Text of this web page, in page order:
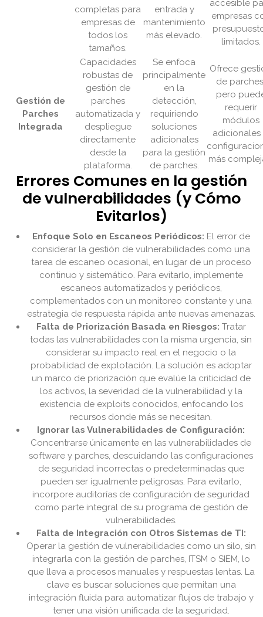
completas para
empresas de
todos los
tamaños.
entrada y
mantenimiento
más elevado.
accesible
empresas
limitados.
Gestión de
Parches
Integrada
Capacidades
robustas de
gestión de
parches
automatizada y
despliegue
directamente
desde la
plataforma.
Se enfoca
principalmente
en la
detección,
requiriendo
soluciones
adicionales
para la gestión
de parches.
Ofrece
de
pero
requerir
módulos
adicionales
más
Errores Comunes en la gestión
de vulnerabilidades (y Cómo
Evitarlos)
Enfoque Solo en Escaneos Periódicos: El error de
considerar la gestión de vulnerabilidades como una
tarea de escaneo ocasional, en lugar de un proceso
continuo y sistemático. Para evitarlo, implemente
escaneos automatizados y periódicos,
complementados con un monitoreo constante y una
estrategia de respuesta rápida ante nuevas amenazas.
Falta de Priorización Basada en Riesgos: Tratar
todas las vulnerabilidades con la misma urgencia, sin
considerar su impacto real en el negocio o la
probabilidad de explotación. La solución es adoptar
un marco de priorización que evalúe la criticidad de
los activos, la severidad de la vulnerabilidad y la
existencia de exploits conocidos, enfocando los
recursos donde más se necesitan.
Ignorar las Vulnerabilidades de Configuración:
Concentrarse únicamente en las vulnerabilidades de
software y parches, descuidando las configuraciones
de seguridad incorrectas o predeterminadas que
pueden ser igualmente peligrosas. Para evitarlo,
incorpore auditorías de configuración de seguridad
como parte integral de su programa de gestión de
vulnerabilidades.
Falta de Integración con Otros Sistemas de TI:
Operar la gestión de vulnerabilidades como un silo, sin
integrarla con la gestión de parches, ITSM o SIEM, lo
que lleva a procesos manuales y respuestas lentas. La
clave es buscar soluciones que permitan una
integración fluida para automatizar flujos de trabajo y
tener una visión unificada de la seguridad.